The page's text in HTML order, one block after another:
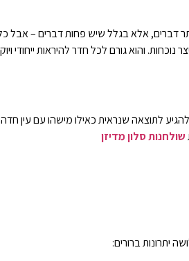
דברים, אלא בגלל שיש פחות דברים –
והוא גורם לכל חדר להיראות
לתוצאה שנראית כאילו מישהו עם עין
שולחנות סלון מדיזן
יתרונות ברורים: